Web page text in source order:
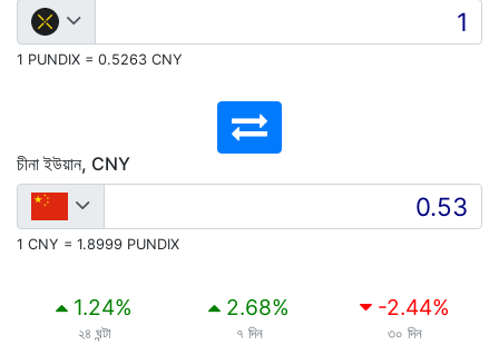
1 PUNDIX = 0.5263 CNY
চীনা ইউয়ান, CNY
1 CNY = 1.8999 PUNDIX
1.24%
২৪ ঘন্টা
2.68%
৭ দিন
-2.44%
৩০ দিন